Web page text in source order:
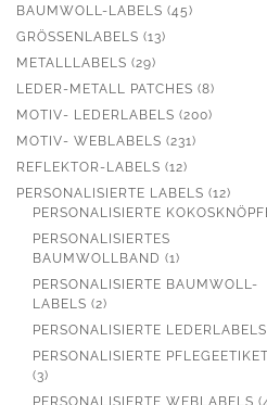
PRODUKTE
BAUMWOLL-LABELS 4545
GRÖSSENLABELS 1313
METALLLABELS 2929
PRODUKTE
LEDER-METALL PATCHES 88
MOTIV- LEDERLABELS 200200
MOTIV- WEBLABELS 231231
REFLEKTOR-LABELS 1212
PRODUKTE
PERSONALISIERTE LABELS 1212
PERSONALISIERTE
PERSONALISIERTES
BAUMWOLLBAND
11
PRODUKT
PERSONALISIERTE BAUMWOLL-
LABELS
22
PRODUKTE
PERSONALISIERTE LEDERLABELS
PERSONALISIERTE
33
PRODUKTE
PERSONALISIERTE WEBLABELS